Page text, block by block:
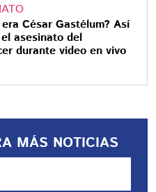
César Gastélum? Así
asesinato del
durante video en vivo
MÁS NOTICIAS